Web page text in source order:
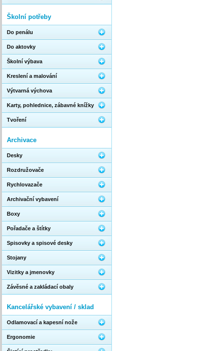
Školní potřeby
Do penálu
Do aktovky
Školní výbava
Kreslení a malování
Výtvarná výchova
Karty, pohlednice, zábavné knížky
Tvoření
Archivace
Desky
Rozdružovače
Rychlovazače
Archivační vybavení
Boxy
Pořadače a štítky
Spisovky a spisové desky
Stojany
Vizitky a jmenovky
Závěsné a zakládací obaly
Kancelářské vybavení / sklad
Odlamovací a kapesní nože
Ergonomie